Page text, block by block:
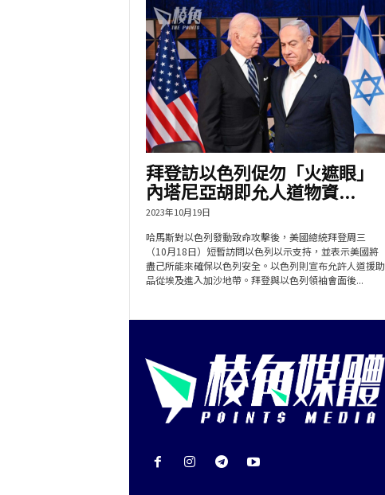
拜登訪以色列促勿「火遮眼」
內塔尼亞胡即允人道物資...
2023年10月19日
哈馬斯對以色列發動致命攻擊後，美國總統拜登周三
（10月18日）短暫訪問以色列以示支持，並表示美國將
盡己所能來確保以色列安全。以色列則宣布允許人道援助
品從埃及進入加沙地帶。拜登與以色列領袖會面後...